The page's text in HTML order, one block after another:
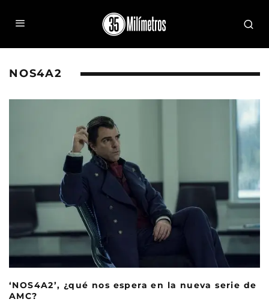
NOS4A2
‘NOS4A2’, ¿qué nos espera en la nueva serie de
AMC?